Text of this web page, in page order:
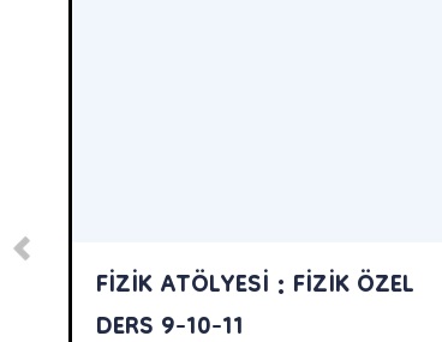
FİZİK ATÖLYESİ : FİZİK ÖZEL
DERS 9-10-11